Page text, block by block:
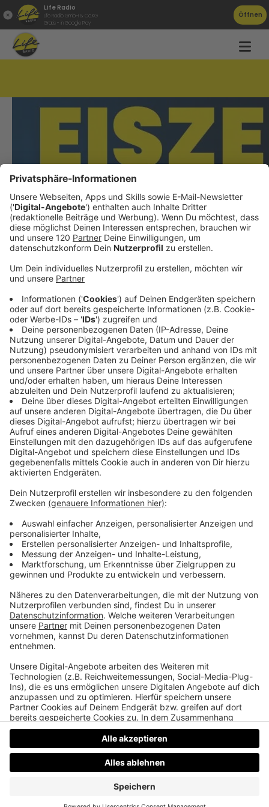
Life Radio
Life Radio GmbH & Co.KG
Gratis - in Google Play
Öffnen
Im Talk: Ex Goalie und Trainer Jürgen Penker
Ex-Goalie und Torhüter- und Assistenztrainer
Jürgen Penker meldet sich in diesem Podcast aus
Kanada von der U 20 WM und talkt mit Kultsprecher
Gerold Rachlinger über alles rund um Goalies und
Eishockey.
DatenschutzImpressumAGBsJobsKontaktWerben